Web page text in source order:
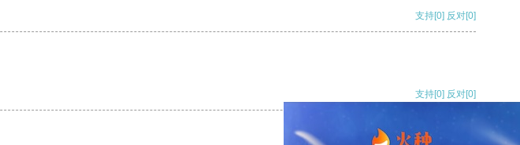
支持[0] 反对[0]
支持[0] 反对[0]